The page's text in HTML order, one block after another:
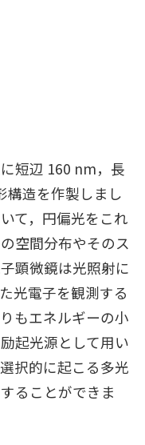
短辺 160 nm，長
構造を作製しまし
て，円偏光をこれ
空間分布やそのス
顕微鏡は光照射に
光電子を観測する
もエネルギーの小
起光源として用い
択的に起こる多光
ることができま